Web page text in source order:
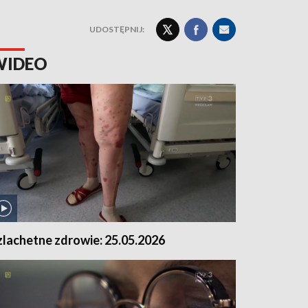
UDOSTĘPNIJ:
zdrowie: 25.05.2026